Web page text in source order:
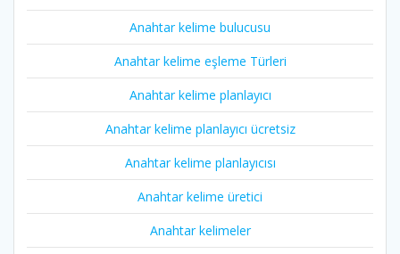
Anahtar kelime bulucusu
Anahtar kelime eşleme Türleri
Anahtar kelime planlayıcı
Anahtar kelime planlayıcı ücretsiz
Anahtar kelime planlayıcısı
Anahtar kelime üretici
Anahtar kelimeler